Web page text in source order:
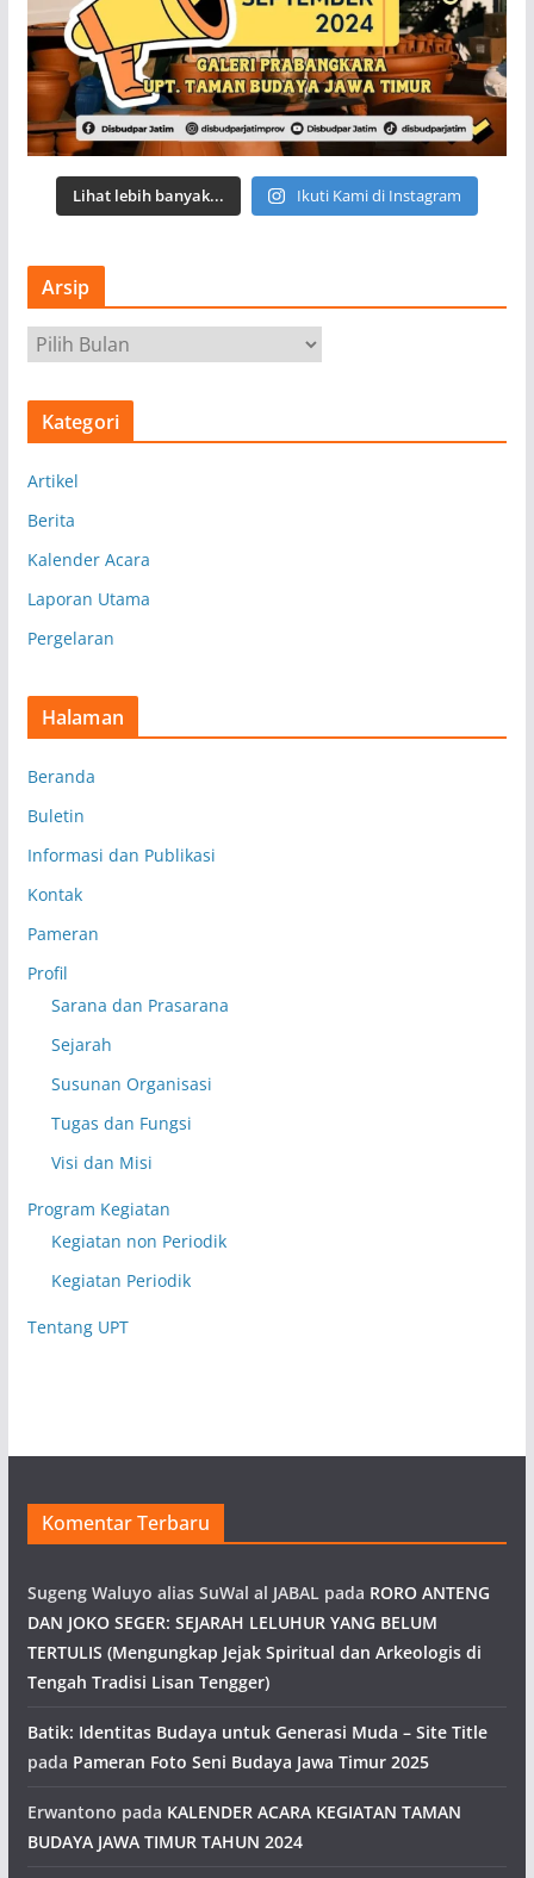
Lihat lebih banyak... Ikuti Kami di Instagram
Arsip
r
s
Kategori
Artikel
Berita
Kalender Acara
Laporan Utama
Pergelaran
Halaman
Beranda
Buletin
Informasi dan Publikasi
Kontak
Pameran
Profil
Sarana dan Prasarana
Sejarah
Susunan Organisasi
Tugas dan Fungsi
Visi dan Misi
Program Kegiatan
Kegiatan non Periodik
Kegiatan Periodik
Tentang UPT
Komentar Terbaru
Sugeng Waluyo alias SuWal al JABAL pada RORO ANTENG
DAN JOKO SEGER: SEJARAH LELUHUR YANG BELUM
TERTULIS (Mengungkap Jejak Spiritual dan Arkeologis di
Tengah Tradisi Lisan Tengger)
Batik: Identitas Budaya untuk Generasi Muda – Site Title
pada Pameran Foto Seni Budaya Jawa Timur 2025
Erwantono pada KALENDER ACARA KEGIATAN TAMAN
BUDAYA JAWA TIMUR TAHUN 2024